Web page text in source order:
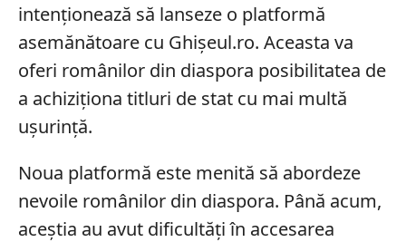
intenționează să lanseze o platformă
asemănătoare cu Ghișeul.ro. Aceasta va
oferi românilor din diaspora posibilitatea de
a achiziționa titluri de stat cu mai multă
ușurință.
Noua platformă este menită să abordeze
nevoile românilor din diaspora. Până acum,
aceștia au avut dificultăți în accesarea